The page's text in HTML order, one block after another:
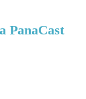
PanaCast